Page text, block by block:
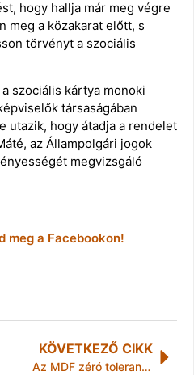
hogy hallja már meg végre
meg a közakarat előtt, s
törvényt a szociális
szociális kártya monoki
társaságában
utazik, hogy átadja a rendelet
az Állampolgári jogok
megvizsgáló
meg a Facebookon!
KÖVETKEZŐ CIKK
Az MDF zéró toleranciát vezetne be a lopásokkal szemben